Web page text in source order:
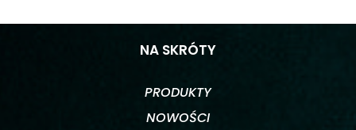
NA SKRÓTY
PRODUKTY
NOWOŚCI